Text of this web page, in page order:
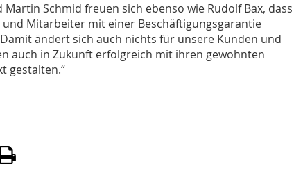
Schmid freuen sich ebenso wie Rudolf Bax, dass
Mitarbeiter mit einer Beschäftigungsgarantie
ändert sich auch nichts für unsere Kunden und
auch in Zukunft erfolgreich mit ihren gewohnten
gestalten.“